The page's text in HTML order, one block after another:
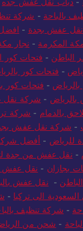
بالباحة - شركة
نقل عفش بجدة -
المكرمة - نجار
الباطن - فتحات كور
- فتحات كور
- فتحات كور
- شركة نقل
بالدمام - شركة
- شركة نقل عفش
للرياض - أفضل
- نقل عفش من جدة
بجازان - نقل عفش
- نقل عفش
الى تركيا -
- شركة تنظيف
- شحن من